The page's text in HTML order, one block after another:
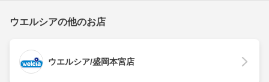
ウエルシアの他のお店
ウエルシア/盛岡本宮店